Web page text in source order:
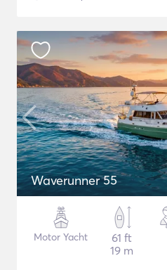
Waverunner 55
Motor Yacht
61 ft
19 m